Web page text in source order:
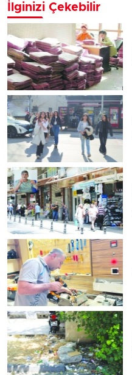
İlginizi Çekebilir